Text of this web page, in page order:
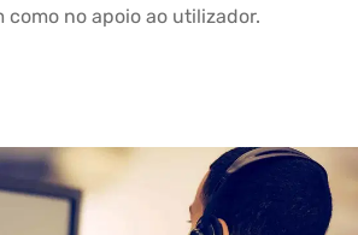
como no apoio ao utilizador.